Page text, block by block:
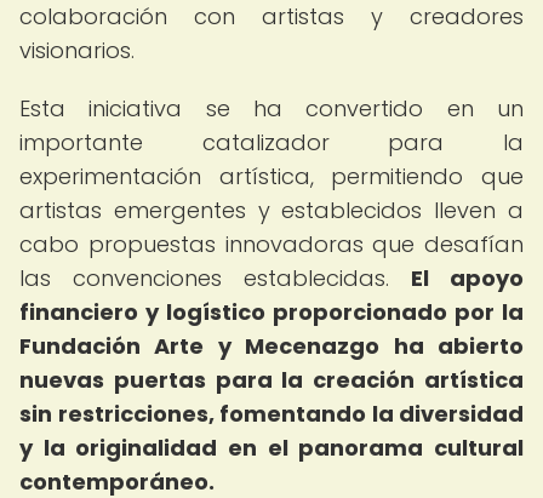
colaboración con artistas y creadores
visionarios.
Esta iniciativa se ha convertido en un
importante catalizador para la
experimentación artística, permitiendo que
artistas emergentes y establecidos lleven a
cabo propuestas innovadoras que desafían
las convenciones establecidas. El apoyo
financiero y logístico proporcionado por la
Fundación Arte y Mecenazgo ha abierto
nuevas puertas para la creación artística
sin restricciones, fomentando la diversidad
y la originalidad en el panorama cultural
contemporáneo.